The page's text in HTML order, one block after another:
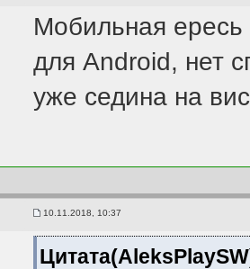
Мобильная
для Android, нет
уже седина на
10.11.2018, 10:37